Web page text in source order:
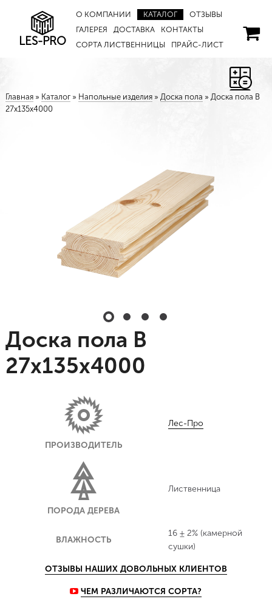
LES-PRO
О КОМПАНИИ КАТАЛОГ
ОТЗЫВЫ
ГАЛЕРЕЯ
ДОСТАВКА
КОНТАКТЫ
СОРТА ЛИСТВЕННИЦЫ
ПРАЙС-ЛИСТ
Главная» Каталог» Напольные изделия» Доска пола » Доска пола В
27х135х4000
Доска пола В
27х135х4000
ПРОИЗВОДИТЕЛЬ
Лес-Про
ПОРОДА ДЕРЕВА
Лиственница
ВЛАЖНОСТЬ
16 ± 2% (камерной
сушки)
ОТЗЫВЫ НАШИХ ДОВОЛЬНЫХ КЛИЕНТОВ
ЧЕМ РАЗЛИЧАЮТСЯ СОРТА?